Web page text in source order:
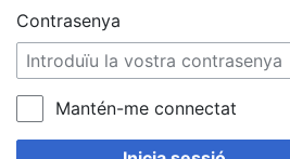
Contrasenya
Mantén-me connectat